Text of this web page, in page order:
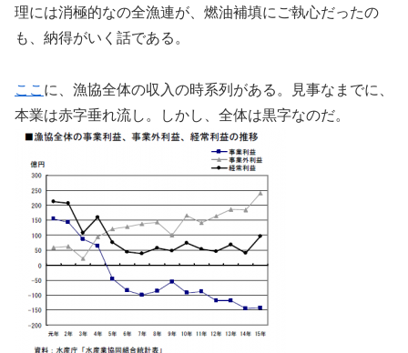
理には消極的なの全漁連が、燃油補填にご執心だったの
も、納得がいく話である。
ここ に、漁協全体の収入の時系列がある。見事なまでに、
本業は赤字垂れ流し。しかし、全体は黒字なのだ。